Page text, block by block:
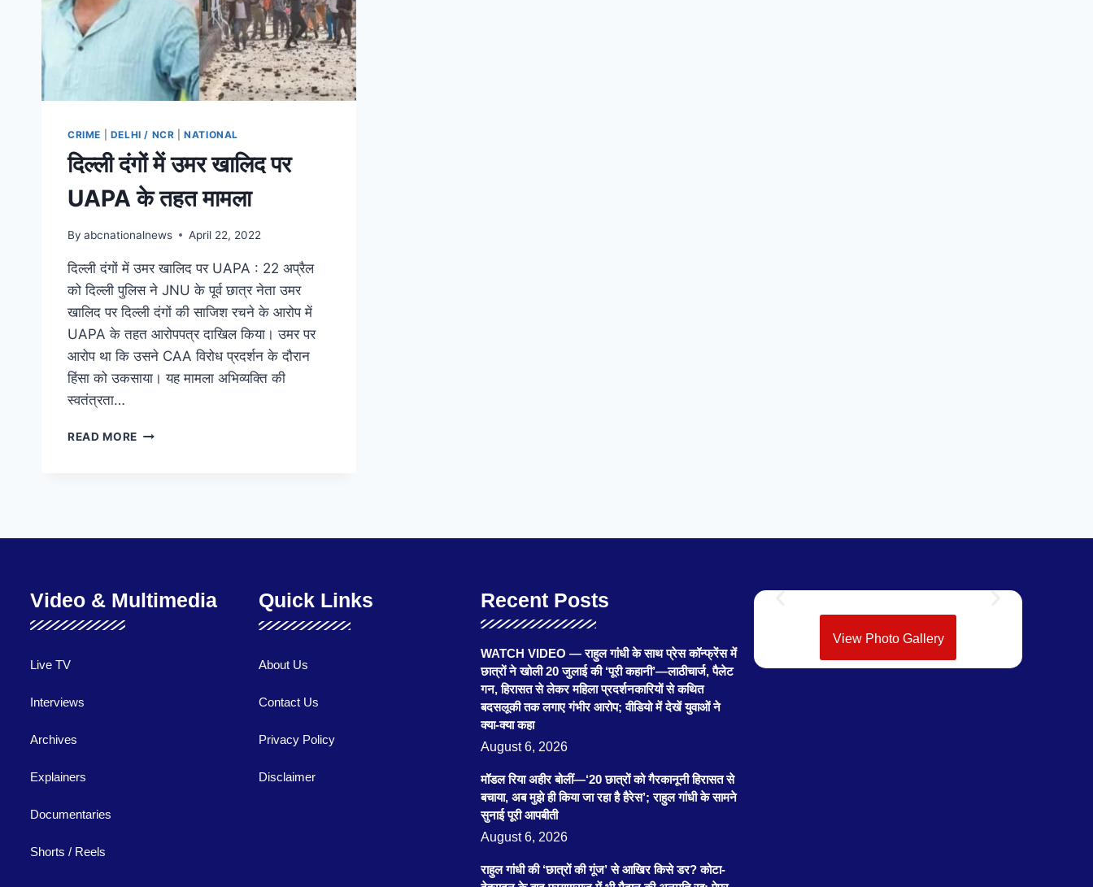
CRIME DELHI / NCR |NATIONAL
दिल्ली दंगों में उमर खालिद पर
UAPA के तहत मामला
By abcnationalnews April 22, 2022
दिल्ली दंगों में उमर खालिद पर UAPA : 22 अप्रैल
को दिल्ली पुलिस ने JNU के पूर्व छात्र नेता उमर
खालिद पर दिल्ली दंगों की साजिश रचने के आरोप में
UAPA के तहत आरोपपत्र दाखिल किया। उमर पर
आरोप था कि उसने CAA विरोध प्रदर्शन के दौरान
हिंसा को उकसाया। यह मामला अभिव्यक्ति की
स्वतंत्रता…
READ MORE
Video & Multimedia
Live TV
Interviews
Archives
Explainers
Documentaries
Shorts / Reels
Quick Links
About Us
Contact Us
Privacy Policy
Disclaimer
Recent Posts
WATCH VIDEO — राहुल गांधी के साथ प्रेस कॉन्फ्रेंस में
छात्रों ने खोली 20 जुलाई की ‘पूरी कहानी’—लाठीचार्ज, पैलेट
गन, हिरासत से लेकर महिला प्रदर्शनकारियों से कथित
बदसलूकी तक लगाए गंभीर आरोप; वीडियो में देखें युवाओं ने
क्या-क्या कहा
August 6, 2026
मॉडल रिया अहीर बोलीं—‘20 छात्रों को गैरकानूनी हिरासत से
बचाया, अब मुझे ही किया जा रहा है हैरेस’; राहुल गांधी के सामने
सुनाई पूरी आपबीती
August 6, 2026
राहुल गांधी की ‘छात्रों की गूंज’ से आखिर किसे डर? कोटा-
View Photo Gallery